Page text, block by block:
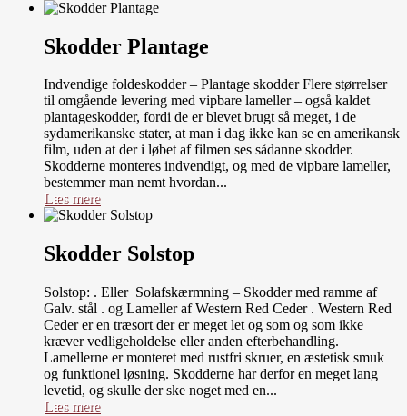
Skodder Plantage
Indvendige foldeskodder – Plantage skodder Flere størrelser
til omgående levering med vipbare lameller – også kaldet
plantageskodder, fordi de er blevet brugt så meget, i de
sydamerikanske stater, at man i dag ikke kan se en amerikansk
film, uden at der i løbet af filmen ses sådanne skodder.
Skodderne monteres indvendigt, og med de vipbare lameller,
bestemmer man nemt hvordan...
Læs mere
Skodder Solstop
Solstop: . Eller Solafskærmning – Skodder med ramme af
Galv. stål . og Lameller af Western Red Ceder . Western Red
Ceder er en træsort der er meget let og som og som ikke
kræver vedligeholdelse eller anden efterbehandling.
Lamellerne er monteret med rustfri skruer, en æstetisk smuk
og funktionel løsning. Skodderne har derfor en meget lang
levetid, og skulle der ske noget med en...
Læs mere